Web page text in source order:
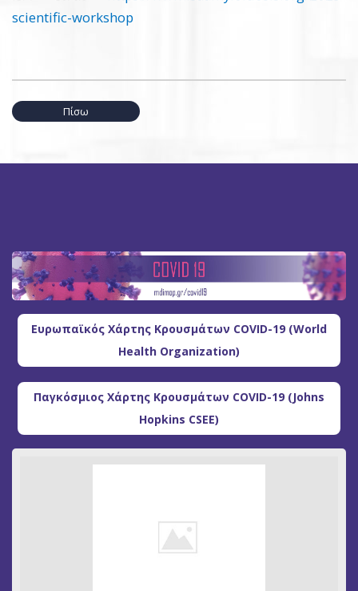
scientific-workshop
Πίσω
Ευρωπαϊκός Χάρτης Κρουσμάτων COVID-19 (World
Health Organization)
Παγκόσμιος Χάρτης Κρουσμάτων COVID-19 (Johns
Hopkins CSEE)